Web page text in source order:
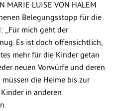
MARIE LUISE VON HALEM
Belegungsstopp für die
,,Für mich geht der
Es ist doch offensichtlich,
mehr für die Kinder getan
neuen Vorwürfe und deren
die Heime bis zur
in anderen